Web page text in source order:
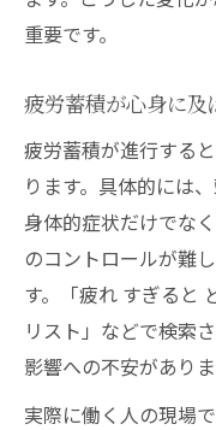
重要です。
疲労蓄積が心身に及
疲労蓄積が進行する
ります。具体的には
身体的症状だけでな
のコントロールが難
す。「疲れ すぎると
リスト」などで検索
影響への不安がありま
実際に働く人の現場